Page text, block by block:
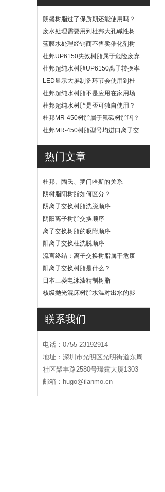
朗盛树脂过了保质期还能使用吗？
废水处理需要用到杜邦大孔碱性树
脂？
蓝膜水处理经销商不售卖催化剂树
脂
杜邦UP6150失效树脂属于危险废弃
物吗？
杜邦超纯水树脂UP6150离子转换率
高吗？
LED显示大屏制备环节会使用到杜
邦UP6040树脂吗？
杜邦超纯水树脂不是应用在家用场
景
杜邦超纯水树脂是否可独自使用？
杜邦MR-450树脂属于氟碳树脂吗？
杜邦MR-450树脂型号均进口离子交
热门文章
杜邦、陶氏、罗门哈斯的关系
阴树脂阳树脂如何区分？
阴离子交换树脂洗脱顺序
阴阳离子树脂交换顺序
离子交换树脂的吸附顺序
阳离子交换柱洗脱顺序
流言终结：离子交换树脂属于危废
吗
阳离子交换树脂是什么？
日本三菱电泳漆精制树脂
核级抛光混床树脂水温对出水的影
联系我们
电话：0755-23192914
地址：深圳市光明区光明街道东周
社区聚丰路2580号璟霆大厦1303
邮箱：hugo@ilanmo.cn